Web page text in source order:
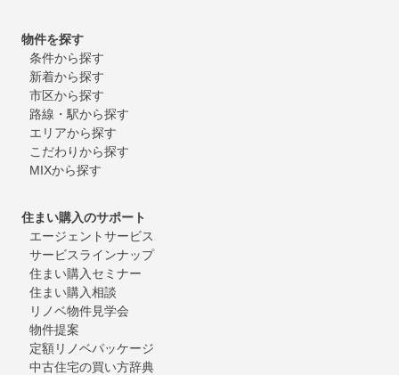
物件を探す
条件から探す
新着から探す
市区から探す
路線・駅から探す
エリアから探す
こだわりから探す
MIXから探す
住まい購入のサポート
エージェントサービス
サービスラインナップ
住まい購入セミナー
住まい購入相談
リノベ物件見学会
物件提案
定額リノベパッケージ
中古住宅の買い方辞典